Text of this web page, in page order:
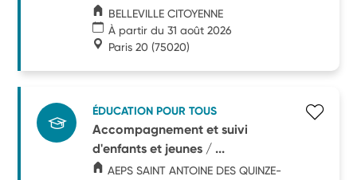
BELLEVILLE CITOYENNE
À partir du 31 août 2026
Paris 20 (75020)
ÉDUCATION POUR TOUS
Accompagnement et suivi
d'enfants et jeunes / ...
AEPS SAINT ANTOINE DES QUINZE-